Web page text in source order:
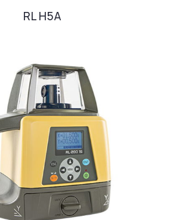
RL H5A